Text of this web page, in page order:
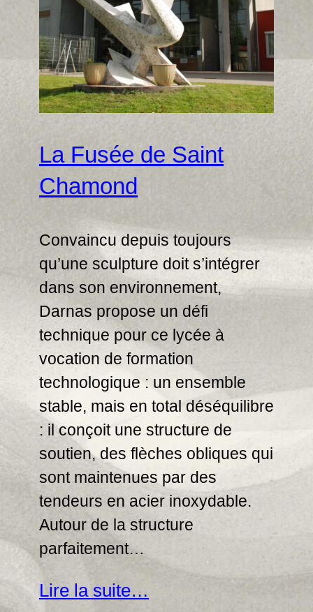
La Fusée de Saint
Chamond
Convaincu depuis toujours
qu’une sculpture doit s’intégrer
dans son environnement,
Darnas propose un défi
technique pour ce lycée à
vocation de formation
technologique : un ensemble
stable, mais en total déséquilibre
: il conçoit une structure de
soutien, des flèches obliques qui
sont maintenues par des
tendeurs en acier inoxydable.
Autour de la structure
parfaitement…
Lire la suite…